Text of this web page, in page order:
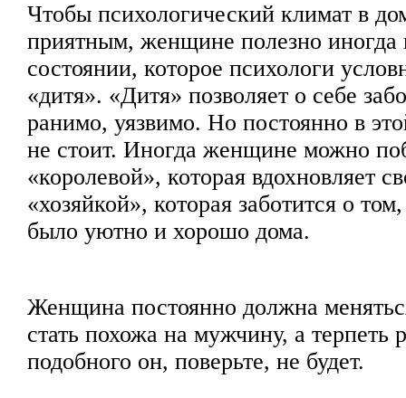
Чтобы психологический климат в
приятным, женщине полезно иногда
состоянии, которое психологи
«дитя». «Дитя» позволяет о себе
ранимо, уязвимо. Но постоянно в
не стоит. Иногда женщине можно
«королевой», которая вдохновляет
«хозяйкой», которая заботится о
было уютно и хорошо дома.
Женщина постоянно должна
стать похожа на мужчину, а терпеть
подобного он, поверьте, не будет.